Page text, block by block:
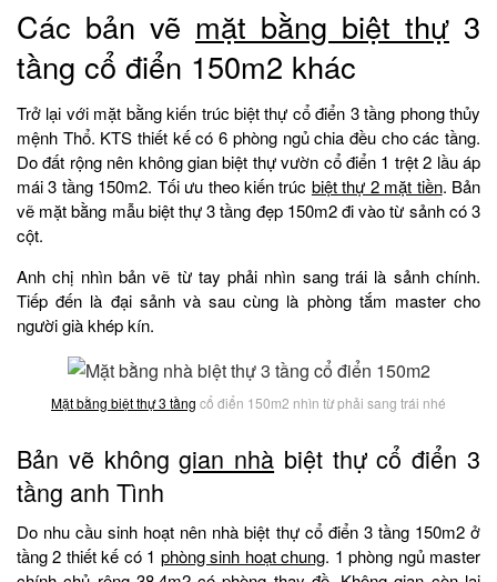
Các bản vẽ mặt bằng biệt thự 3
tầng cổ điển 150m2 khác
Trở lại với mặt bằng kiến trúc biệt thự cổ điển 3 tầng phong thủy
mệnh Thổ. KTS thiết kế có 6 phòng ngủ chia đều cho các tầng.
Do đất rộng nên không gian biệt thự vườn cổ điển 1 trệt 2 lầu áp
mái 3 tầng 150m2. Tối ưu theo kiến trúc biệt thự 2 mặt tiền. Bản
vẽ mặt bằng mẫu biệt thự 3 tầng đẹp 150m2 đi vào từ sảnh có 3
cột.
Anh chị nhìn bản vẽ từ tay phải nhìn sang trái là sảnh chính.
Tiếp đến là đại sảnh và sau cùng là phòng tắm master cho
người già khép kín.
Mặt bằng biệt thự 3 tầng cổ điển 150m2 nhìn từ phải sang trái nhé
Bản vẽ khônggian nhà biệt thự cổ điển 3
tầng anh Tình
Do nhu cầu sinh hoạt nên nhà biệt thự cổ điển 3 tầng 150m2 ở
tầng 2 thiết kế có 1 phòng sinh hoạt chung. 1 phòng ngủ master